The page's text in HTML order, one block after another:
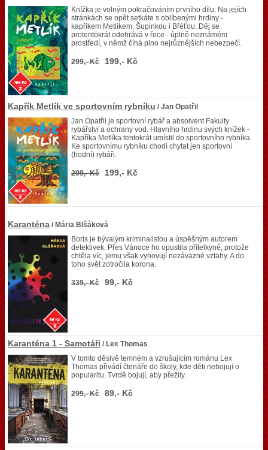
Knížka je volným pokračováním prvního dílu. Na jejích
stránkách se opět setkáte s oblíbenými hrdiny -
kapříkem Metlíkem, Šupinkou i Břéťou. Děj se
protentokrát odehrává v řece - úplně neznámém
prostředí, v němž číhá plno nejrůznějších nebezpečí.
299,- Kč 199,- Kč
Kapřík Metlík ve sportovním rybníku / Jan Opatřil
Jan Opatřil je sportovní rybář a absolvent Fakulty
rybářství a ochrany vod. Hlavního hrdinu svých knížek -
Kapříka Metlíka tentokrát umístil do sportovního rybníka.
Ke sportovnímu rybníku chodí chytat jen sportovní
(hodní) rybáři.
299,- Kč 199,- Kč
Karanténa / Mária Blšáková
Boris je bývalým kriminalistou a úspěšným autorem
detektivek. Přes Vánoce ho opustila přítelkyně, protože
chtěla víc, jemu však vyhovují nezávazné vztahy. A do
toho svět zotročila korona.
339,- Kč 99,- Kč
Karanténa 1 - Samotáři / Lex Thomas
V tomto děsivě temném a vzrušujícím románu Lex
Thomas přivádí čtenáře do školy, kde děti nebojují o
popularitu. Tvrdě bojují, aby přežily.
299,- Kč 89,- Kč